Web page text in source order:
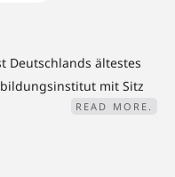
Deutschlands ältestes
mit Sitz
READ MORE.